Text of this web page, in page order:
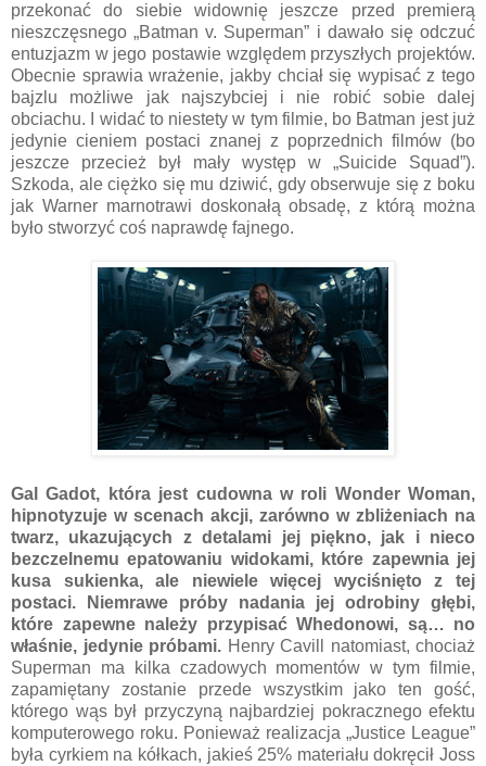
przekonać do siebie widownię jeszcze przed premierą
nieszczęsnego „Batman v. Superman” i dawało się odczuć
entuzjazm w jego postawie względem przyszłych projektów.
Obecnie sprawia wrażenie, jakby chciał się wypisać z tego
bajzlu możliwe jak najszybciej i nie robić sobie dalej
obciachu. I widać to niestety w tym filmie, bo Batman jest już
jedynie cieniem postaci znanej z poprzednich filmów (bo
jeszcze przecież był mały występ w „Suicide Squad”).
Szkoda, ale ciężko się mu dziwić, gdy obserwuje się z boku
jak Warner marnotrawi doskonałą obsadę, z którą można
było stworzyć coś naprawdę fajnego.
Gal Gadot, która jest cudowna w roli Wonder Woman,
hipnotyzuje w scenach akcji, zarówno w zbliżeniach na
twarz, ukazujących z detalami jej piękno, jak i nieco
bezczelnemu epatowaniu widokami, które zapewnia jej
kusa sukienka, ale niewiele więcej wyciśnięto z tej
postaci. Niemrawe próby nadania jej odrobiny głębi,
które zapewne należy przypisać Whedonowi, są… no
właśnie, jedynie próbami. Henry Cavill natomiast, chociaż
Superman ma kilka czadowych momentów w tym filmie,
zapamiętany zostanie przede wszystkim jako ten gość,
którego wąs był przyczyną najbardziej pokracznego efektu
komputerowego roku. Ponieważ realizacja „Justice League”
była cyrkiem na kółkach, jakieś 25% materiału dokręcił Joss